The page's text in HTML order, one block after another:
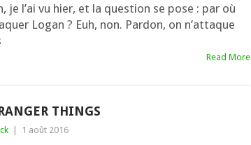
je l’ai vu hier, et la ques­tion se pose : par où
Logan ? Euh, non. Pardon, on n’at­taque
Read More
THINGS
1 août 2016